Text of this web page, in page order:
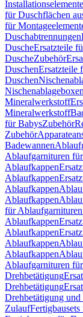
Installationselemente
für Duschflächen
für
Duschabtrennungen
DuscheErsatzteile
DuscheZubehör
DuschenErsatzteile
Duschen
Nischenablageboxen
Mineralwerkstoff
Mineralwerkstoff
für BabysZubehör
Zubehör
Badewannen
Ablaufgarnituren
Ablaufkappen
Ablaufkappen
Ablaufkappen
Ablaufkappen
für
Ablaufkappen
Ablaufkappen
Ablaufkappen
Ablaufkappen
Ablaufgarnituren
Drehbetätigung
Drehbetätigung
Drehbetätigung
Zulauf